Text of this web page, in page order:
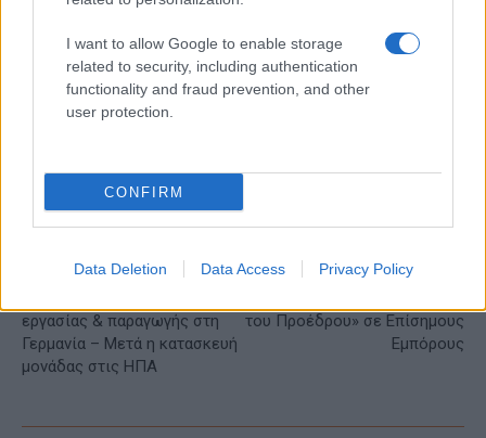
I want to allow Google to enable storage
related to security, including authentication
functionality and fraud prevention, and other
user protection.
CONFIRM
Data Deletion Data Access Privacy Policy
ΕΤΙΚΕΤΕΣ Google Places Hyundai
Προηγούμενο άρθρο
εργασίας & παραγωγής στη
Γερμανία – Μετά η κατασκευή
μονάδας στις ΗΠΑ
Επόμενο άρθρο
του Προέδρου» σε Επίσημους
Εμπόρους